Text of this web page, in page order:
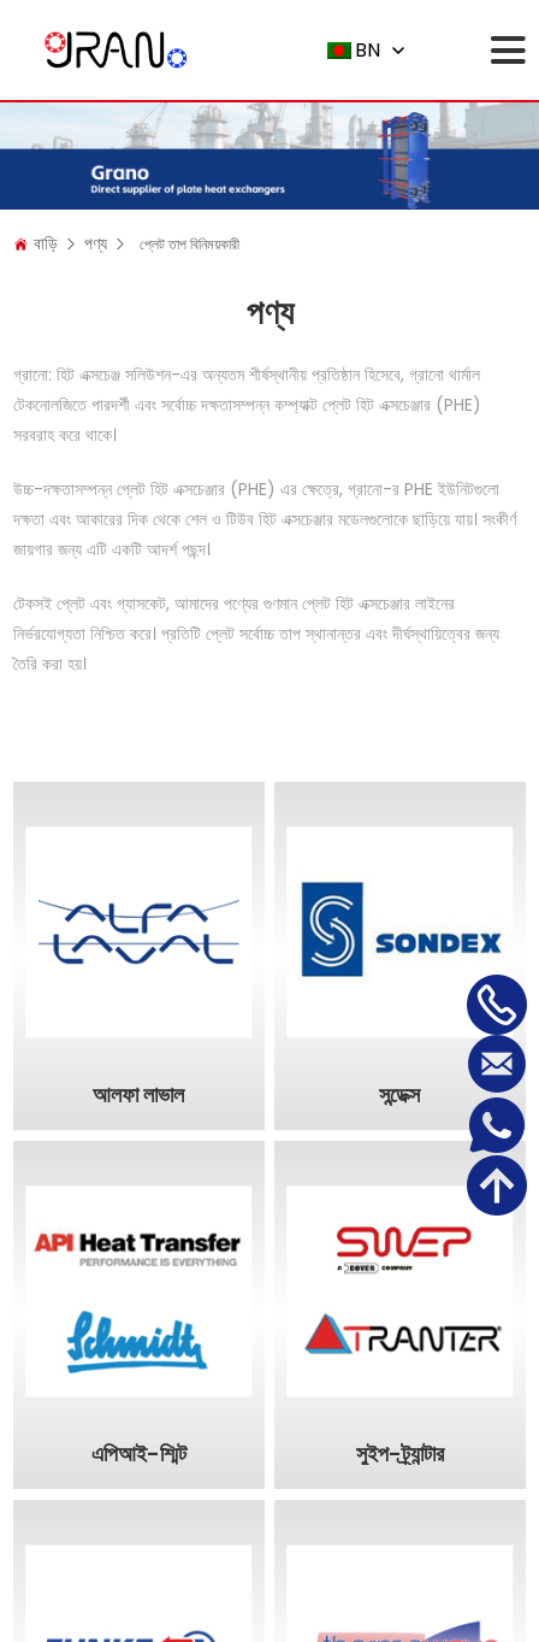
BN
বাড়ি পণ্য প্লেট তাপ বিনিময়কারী
পণ্য
গ্রানো: হিট এক্সচেঞ্জ সলিউশন-এর অন্যতম শীর্ষস্থানীয় প্রতিষ্ঠান হিসেবে, গ্রানো থার্মাল
টেকনোলজিতে পারদর্শী এবং সর্বোচ্চ দক্ষতাসম্পন্ন কম্প্যাক্ট প্লেট হিট এক্সচেঞ্জার (PHE)
সরবরাহ করে থাকে।
উচ্চ-দক্ষতাসম্পন্ন প্লেট হিট এক্সচেঞ্জার (PHE) এর ক্ষেত্রে, গ্রানো-র PHE ইউনিটগুলো
দক্ষতা এবং আকারের দিক থেকে শেল ও টিউব হিট এক্সচেঞ্জার মডেলগুলোকে ছাড়িয়ে যায়। সংকীর্ণ
জায়গার জন্য এটি একটি আদর্শ পছন্দ।
টেকসই প্লেট এবং গ্যাসকেট, আমাদের পণ্যের গুণমান প্লেট হিট এক্সচেঞ্জার লাইনের
নির্ভরযোগ্যতা নিশ্চিত করে। প্রতিটি প্লেট সর্বোচ্চ তাপ স্থানান্তর এবং দীর্ঘস্থায়িত্বের জন্য
তৈরি করা হয়।
আলফা লাভাল সন্ডেক্স
এপিআই-শ্মিট সুইপ-ট্র্যান্টার